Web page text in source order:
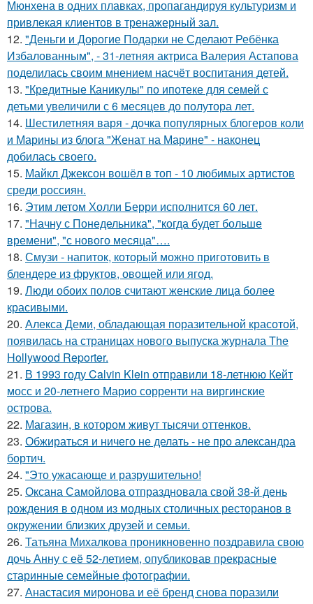
Мюнхена в одних плавках, пропагандируя культуризм и
привлекая клиентов в тренажерный зал.
12. "Деньги и Дорогие Подарки не Сделают Ребёнка
Избалованным", - 31-летняя актриса Валерия Астапова
поделилась своим мнением насчёт воспитания детей.
13. "Кредитные Каникулы" по ипотеке для семей с
детьми увеличили с 6 месяцев до полутора лет.
14. Шестилетняя варя - дочка популярных блогеров коли
и Марины из блога "Женат на Марине" - наконец
добилась своего.
15. Майкл Джексон вошёл в топ - 10 любимых артистов
среди россиян.
16. Этим летом Холли Берри исполнится 60 лет.
17. "Начну с Понедельника", "когда будет больше
времени", "с нового месяца"….
18. Смузи - напиток, который можно приготовить в
блендере из фруктов, овощей или ягод.
19. Люди обоих полов считают женские лица более
красивыми.
20. Алекса Деми, обладающая поразительной красотой,
появилась на страницах нового выпуска журнала The
Hollywood Reporter.
21. В 1993 году Calvin Klein отправили 18-летнюю Кейт
мосс и 20-летнего Марио сорренти на виргинские
острова.
22. Магазин, в котором живут тысячи оттенков.
23. Обжираться и ничего не делать - не про александра
бортич.
24. "Это ужасающе и разрушительно!
25. Оксана Самойлова отпраздновала свой 38-й день
рождения в одном из модных столичных ресторанов в
окружении близких друзей и семьи.
26. Татьяна Михалкова проникновенно поздравила свою
дочь Анну с её 52-летием, опубликовав прекрасные
старинные семейные фотографии.
27. Анастасия миронова и её бренд снова поразили